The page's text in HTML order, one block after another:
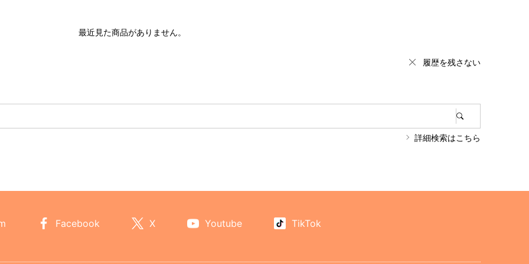
最近見た商品がありません。
履歴を残さない
詳細検索はこちら
Facebook X Youtube TikTok